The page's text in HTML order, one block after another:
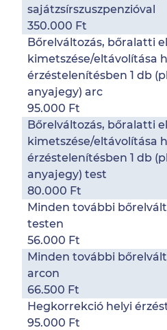
sajátzsírszuszpenzióval
350.000 Ft
Bőrelváltozás, bőralatti
kimetszése/eltávolítása
érzéstelenítésben 1 db
anyajegy) arc
95.000 Ft
Bőrelváltozás, bőralatti
kimetszése/eltávolítása
érzéstelenítésben 1 db
anyajegy) test
80.000 Ft
Minden további
testen
56.000 Ft
Minden további
arcon
66.500 Ft
Hegkorrekció helyi
95.000 Ft